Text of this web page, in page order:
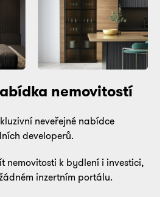
nemovitostí
neveřejné nabídce
developerů.
nemovitosti k bydlení i investici,
inzertním portálu.